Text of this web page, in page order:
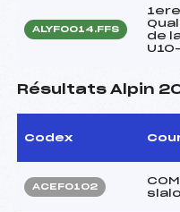
ALYF0014.FFS
de
Résultats Alpin
Codex
ACEF0102